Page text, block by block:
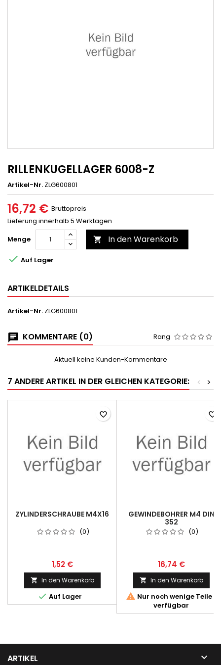
RILLENKUGELLAGER 6008-Z
Artikel-Nr. ZLG600801
16,72 € Bruttopreis
Lieferung innerhalb 5 Werktagen
Menge
 In den Warenkorb
 Auf Lager
ARTIKELDETAILS
Artikel-Nr. ZLG600801
KOMMENTARE (0) Rang
Aktuell keine Kunden-Kommentare
7 ANDERE ARTIKEL IN DER GLEICHEN KATEGORIE: >
<
ZYLINDERSCHRAUBE M4X16
(0)
1,52 €
 In den Warenkorb
 Auf Lager
favorite_border
GEWINDEBOHRER M4 DIN
352
(0)
16,74 €
 In den Warenkorb
 Nur noch wenige Teile
verfügbar
favorite_border
ARTIKEL 